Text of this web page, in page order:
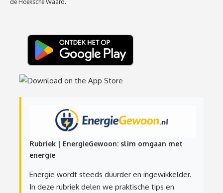
de Hoeksche Waard.
Rubriek | EnergieGewoon: slim omgaan met
energie
Energie wordt steeds duurder en ingewikkelder.
In deze rubriek delen we praktische tips en